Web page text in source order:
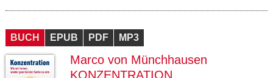
BUCH EPUB PDF MP3
Marco von Münchhausen
KONZENTRATION